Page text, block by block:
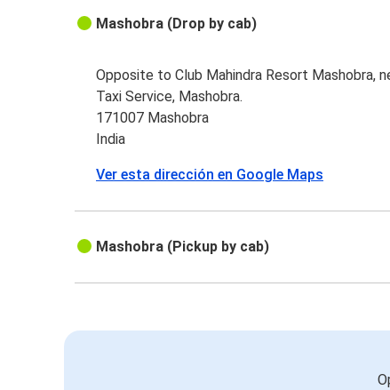
Mashobra (Drop by cab)
Opposite to Club Mahindra Resort Mashobra,
Taxi Service, Mashobra.
171007 Mashobra
India
Ver esta dirección en Google Maps
Mashobra (Pickup by cab)